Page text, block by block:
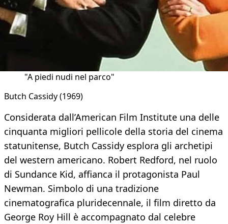
"A piedi nudi nel parco"
Butch Cassidy (1969)
Considerata dall’American Film Institute una delle
cinquanta migliori pellicole della storia del cinema
statunitense, Butch Cassidy esplora gli archetipi
del western americano. Robert Redford, nel ruolo
di Sundance Kid, affianca il protagonista Paul
Newman. Simbolo di una tradizione
cinematografica pluridecennale, il film diretto da
George Roy Hill è accompagnato dal celebre